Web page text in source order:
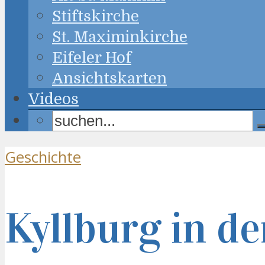
Stiftskirche
St. Maximinkirche
Eifeler Hof
Ansichtskarten
Videos
Geschichte
Kyllburg in